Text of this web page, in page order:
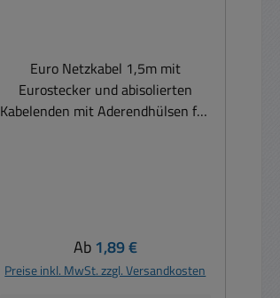
Euro Netzkabel 1,5m mit
Eurostecker und abisolierten
Kabelenden mit Aderendhülsen für
Reparatur von Geräten
Nennspannung 230VAC max.
250VAC Nennstrom max bis 2,5A
Regulärer Preis:
Ab 1,89 €
Preise inkl. MwSt. zzgl. Versandkosten